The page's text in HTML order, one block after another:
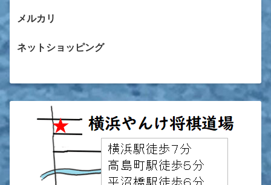
メルカリ
ネットショッピング